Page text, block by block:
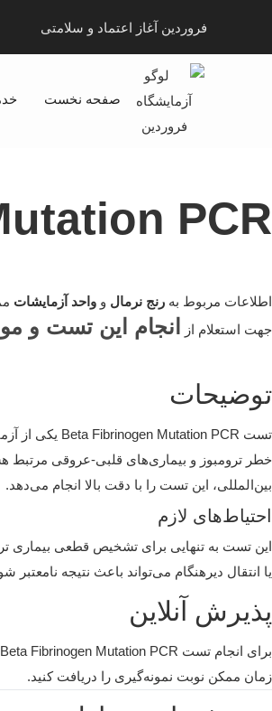
فروردین آغاز اعتماد و سلامتی
صفحه نخست
PCR
اطلاعات مربوط به رنج نرمال و واحد آزمایشات
جهت استعلام از
انجام این تست و
توضیحات
تست Beta Fibrinogen Mutation PCR
خطر ترومبوز و بیماری‌های قلبی‌-عروقی مرتبط
بین‌المللی، این تست را با دقت بالا انجام می‌دهد.
احتیاط‌های لازم
این تست به تنهایی برای تشخیص قطعی بیماری
یا انتقال دیرهنگام می‌تواند باعث نتیجه نامعتبر
پذیرش آنلاین
برای انجام تست Beta Fibrinogen Mutation PCR در آزمایشگاه فروردین نیازی به مراجعه حضوری نیست. شما می‌توانید از طریق نرم‌افزار
زمان ممکن نوبت نمونه‌گیری را دریافت کنید.